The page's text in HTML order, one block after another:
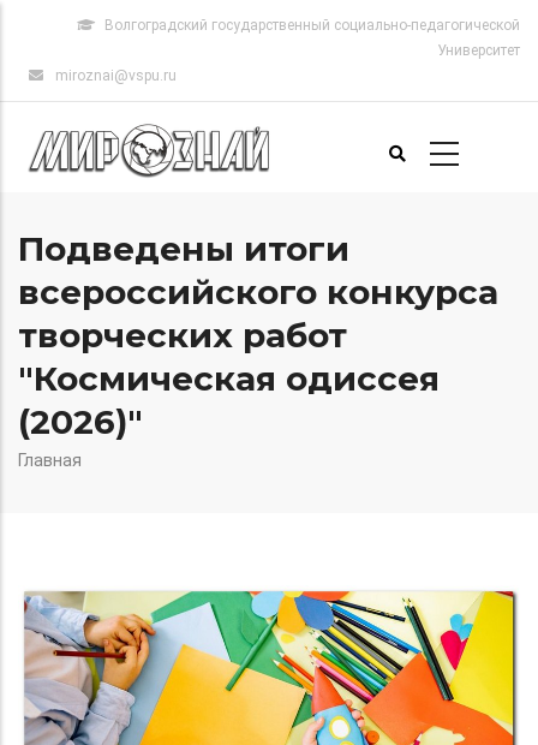
основному
содержанию
Волгоградский государственный социально-педагогической
Университет
miroznai@vspu.ru
навигация
Подведены итоги
всероссийского конкурса
творческих работ
"Космическая одиссея
(2026)"
Главная